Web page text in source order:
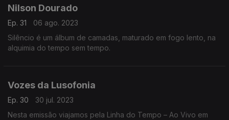
Nilson Dourado
Ep. 31
06 ago. 2023
Silêncio é um álbum de camadas, maturado em fogo lento, na
alquimia do tempo sem tempo.
Vozes da Lusofonia
Ep. 30
30 jul. 2023
Nesta emissão viajamos pela Linha do Tempo – Ao Vivo em